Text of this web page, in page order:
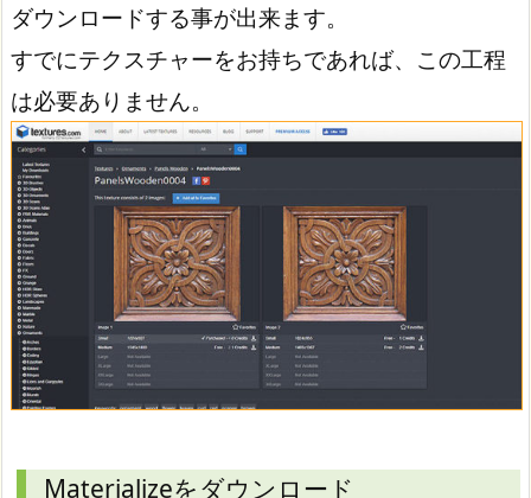
ダウンロードする事が出来ます。
すでにテクスチャーをお持ちであれば、この工程
は必要ありません。
Materializeをダウンロード